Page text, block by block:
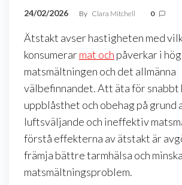
24/02/2026 By Clara Mitchell 0
Ätstakt avser hastigheten med
konsumerarmat och påverkar i
matsmältningen och det allmänna
välbefinnandet. Att äta för snabbt
uppblåsthet och obehag på grund
luftsväljande och ineffektiv
förstå effekterna av ätstakt är
främja bättre tarmhälsa och minska
matsmältningsproblem.